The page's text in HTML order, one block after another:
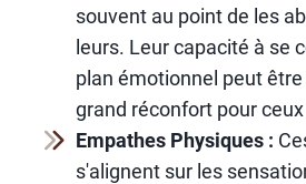
souvent au point de les
leurs. Leur capacité à se
plan émotionnel peut
grand réconfort pour
Empathes Physiques :
s'alignent sur les